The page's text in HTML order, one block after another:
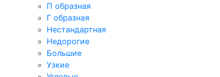
П образная
Г образная
Нестандартная
Недорогие
Большие
Узкие